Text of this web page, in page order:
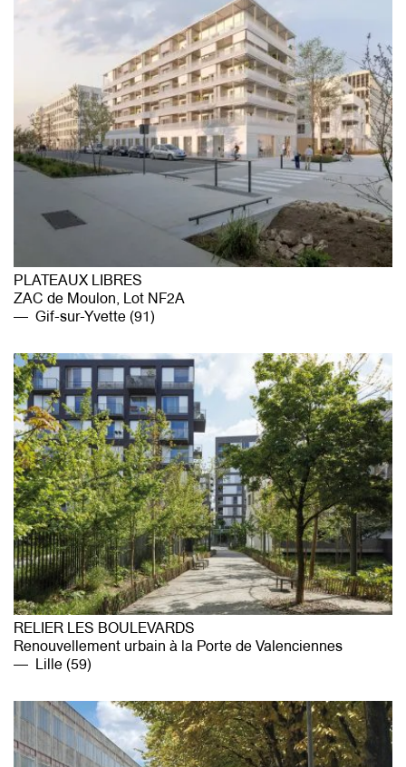
PLATEAUX LIBRES
ZAC de Moulon, Lot NF2A
Gif-sur-Yvette (91)
RELIER LES BOULEVARDS
Renouvellement urbain à la Porte de Valenciennes
Lille (59)